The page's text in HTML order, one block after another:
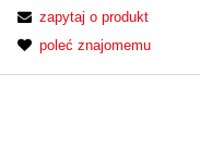
zapytaj o produkt
poleć znajomemu